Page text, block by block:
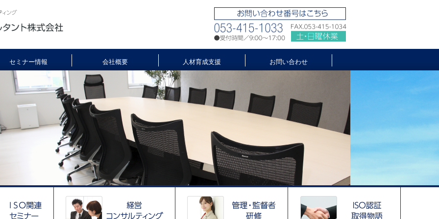
セミナー情報 会社概要 人材育成支援 お問い合わせ